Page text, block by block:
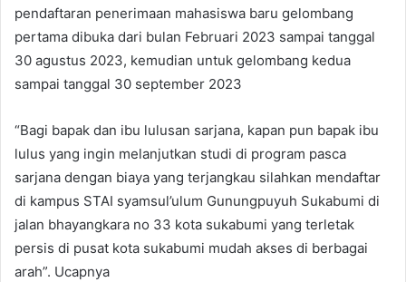
pendaftaran penerimaan mahasiswa baru gelombang
pertama dibuka dari bulan Februari 2023 sampai tanggal
30 agustus 2023, kemudian untuk gelombang kedua
sampai tanggal 30 september 2023
“Bagi bapak dan ibu lulusan sarjana, kapan pun bapak ibu
lulus yang ingin melanjutkan studi di program pasca
sarjana dengan biaya yang terjangkau silahkan mendaftar
di kampus STAI syamsul’ulum Gunungpuyuh Sukabumi di
jalan bhayangkara no 33 kota sukabumi yang terletak
persis di pusat kota sukabumi mudah akses di berbagai
arah”. Ucapnya